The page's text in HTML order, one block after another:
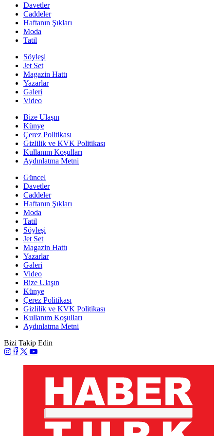
Davetler
Caddeler
Haftanın Şıkları
Moda
Tatil
Söyleşi
Jet Set
Magazin Hattı
Yazarlar
Galeri
Video
Bize Ulaşın
Künye
Çerez Politikası
Gizlilik ve KVK Politikası
Kullanım Koşulları
Aydınlatma Metni
Güncel
Davetler
Caddeler
Haftanın Şıkları
Moda
Tatil
Söyleşi
Jet Set
Magazin Hattı
Yazarlar
Galeri
Video
Bize Ulaşın
Künye
Çerez Politikası
Gizlilik ve KVK Politikası
Kullanım Koşulları
Aydınlatma Metni
Bizi Takip Edin